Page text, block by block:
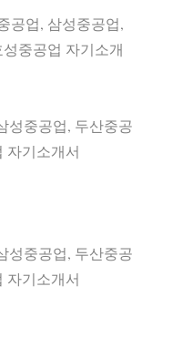
공업, 삼성중공업,
중공업 자기소개
성중공업, 두산중공
자기소개서
성중공업, 두산중공
자기소개서